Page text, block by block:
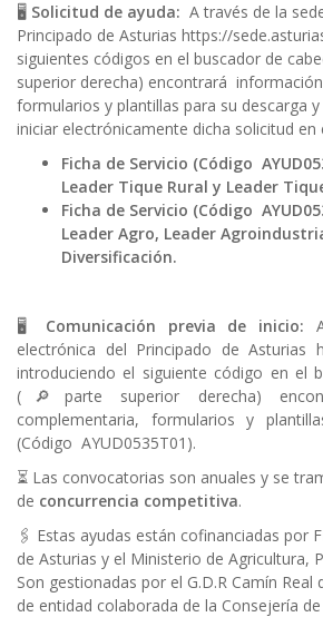
🖥️ Solicitud de ayuda: A través de la
Principado de Asturias https://
siguientes códigos en el buscador de
superior derecha) encontrará
formularios y plantillas para su descarga
iniciar electrónicamente dicha solicitud
Ficha de Servicio (Código
Leader Tique Rural y Leader
Ficha de Servicio (Código
Leader Agro, Leader
Diversificación.
🖥️ Comunicación previa de inicio:
electrónica del Principado de Asturias
introduciendo el siguiente código en el
(🔎parte superior derecha)
complementaria, formularios y
(Código AYUD0535T01).
⏳ Las convocatorias son anuales y se
de concurrencia competitiva.
🖇 Estas ayudas están cofinanciadas por
de Asturias y el Ministerio de Agricultura,
Son gestionadas por el G.D.R Camín Real
de entidad colaborada de la Consejería